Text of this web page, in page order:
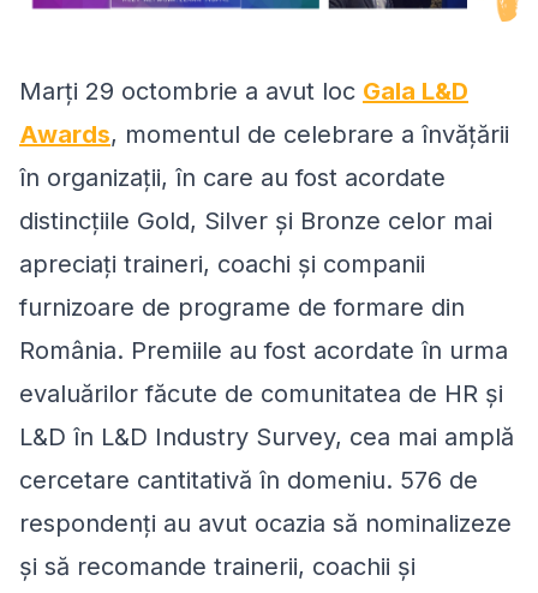
Marți 29 octombrie a avut loc Gala L&D
Awards, momentul de celebrare a învățării
în organizații, în care au fost acordate
distincțiile Gold, Silver și Bronze celor mai
apreciați traineri, coachi și companii
furnizoare de programe de formare din
România. Premiile au fost acordate în urma
evaluărilor făcute de comunitatea de HR și
L&D în L&D Industry Survey, cea mai amplă
cercetare cantitativă în domeniu. 576 de
respondenți au avut ocazia să nominalizeze
și să recomande trainerii, coachii și